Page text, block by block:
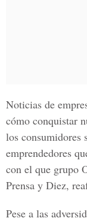
Noticias de
cómo conquistar
los consumidores
emprendedores
con el que grupo
Prensa y Diez,
Pese a las